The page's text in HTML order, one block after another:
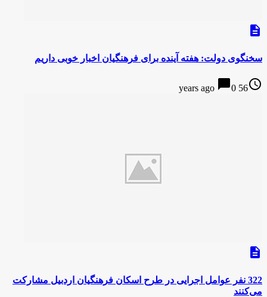
description
سخنگوى دولت: هفته آینده برای فرهنگیان اخبار خوبی داریم
access_time
56 years ago
chat_bubble0
description
322 نفر عوامل اجرایی در طرح اسکان فرهنگیان اردبیل مشارکت
می‌کنند